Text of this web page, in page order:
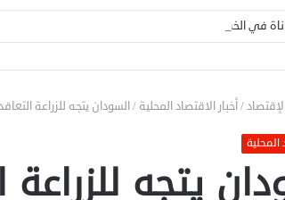
في الخرطوم
/أخبار الاقتصاد المحلية /السودان يتجه للزراعة
المحلية
يتجه